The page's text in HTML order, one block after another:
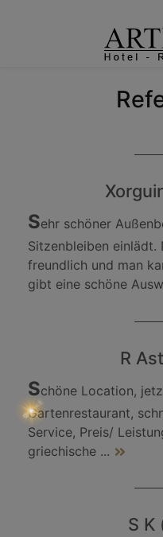
Sehr schöner
Sitzenbleiben einlädt.
freundlich und man
gibt eine schöne
R
Schöne Location,
Gartenrestaurant,
Service, Preis/
griechische ...
S K